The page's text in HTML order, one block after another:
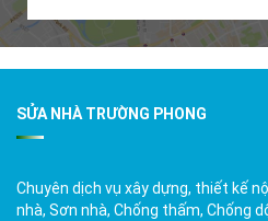
SỬA NHÀ TRƯỜNG PHONG
Chuyên dịch vụ xây dựng, thiết kế
nhà, Sơn nhà, Chống thấm, Chống